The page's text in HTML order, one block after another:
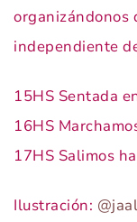
organizándonos
independiente
15HS Sentada
16HS
17HS Salimos
Ilustración: